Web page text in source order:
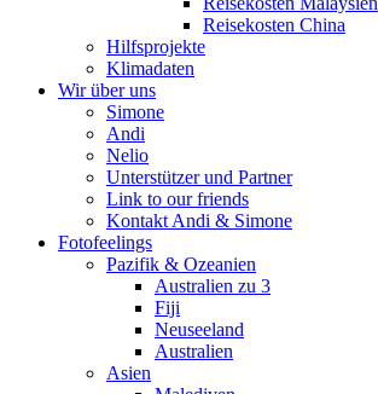
Reisekosten China
Hilfsprojekte
Klimadaten
Wir über uns
Simone
Andi
Nelio
Unterstützer und Partner
Link to our friends
Kontakt Andi & Simone
Fotofeelings
Pazifik & Ozeanien
Australien zu 3
Fiji
Neuseeland
Australien
Asien